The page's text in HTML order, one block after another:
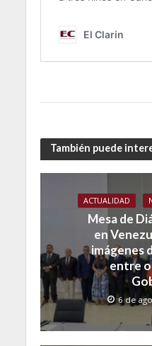
También puede
ACTUALIDAD
Mesa de
en
imágenes
entre
6 de